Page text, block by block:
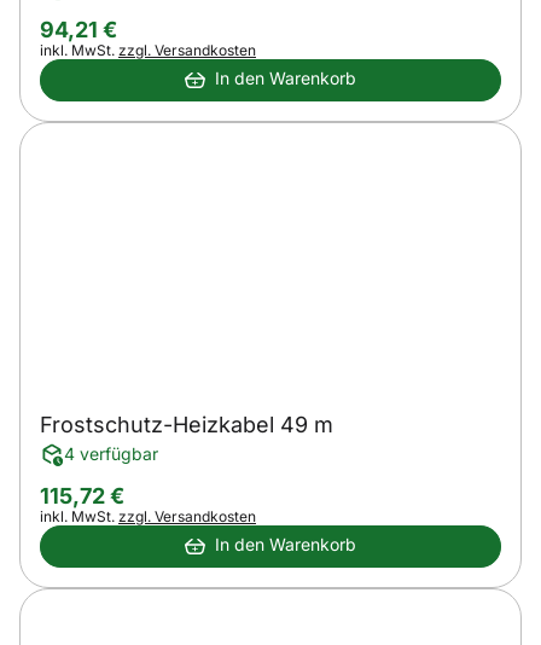
94,21 €
Steuerhinweis:
inkl. MwSt. zzgl. Versandkosten
In den Warenkorb
Frostschutz-Heizkabel 49 m
4 verfügbar
115,72€
Steuerhinweis:
inkl. MwSt. zzgl. Versandkosten
In den Warenkorb